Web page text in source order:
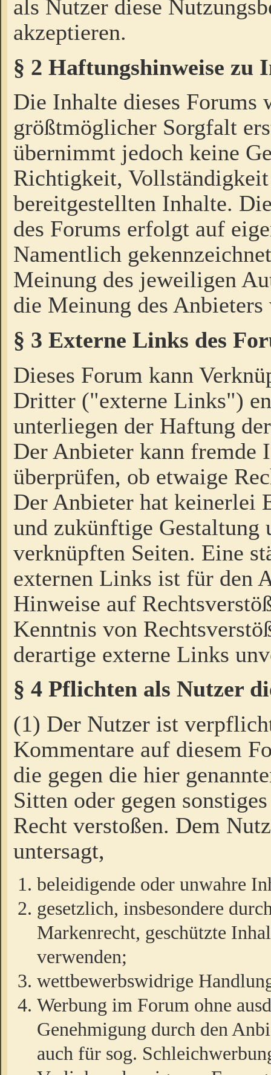
als Nutzer diese
akzeptieren.
§ 2 Haftungshinweise zu
Die Inhalte dieses Forums
größtmöglicher Sorgfalt
übernimmt jedoch keine
Richtigkeit,
bereitgestellten Inhalte.
des Forums erfolgt auf
Namentlich
Meinung des jeweiligen
die Meinung des Anbieters
§ 3 Externe Links des
Dieses Forum kann
Dritter ("externe Links")
unterliegen der Haftung
Der Anbieter kann fremde
überprüfen, ob etwaige
Der Anbieter hat keinerlei
und zukünftige Gestaltung
verknüpften Seiten. Eine
externen Links ist für den
Hinweise auf
Kenntnis von
derartige externe Links
§ 4 Pflichten als Nutzer
(1) Der Nutzer ist
Kommentare auf diesem
die gegen die hier
Sitten oder gegen
Recht verstoßen. Dem
untersagt,
beleidigende oder unwahre
gesetzlich, insbesondere
Markenrecht, geschützte
verwenden;
wettbewerbswidrige
Werbung im Forum ohne
Genehmigung durch den
auch für sog.